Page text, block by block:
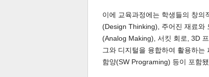
이에 교육과정에는 학생들의 창의
(Design Thinking), 주어진 재료와
(Analog Making), 서킷 회로, 3D
그와 디지털을 융합하여 활용하
함양(SW Programing) 등이 포함됐